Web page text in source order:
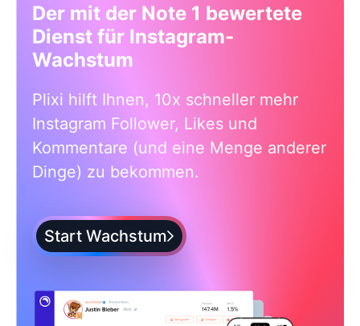
Der mit der Note 1 bewertete
Dienst für Instagram-
Wachstum
Plixi hilft Ihnen, 10x schneller mehr
Instagram Follower, Likes und
Kommentare (und eine Menge anderer
Dinge) zu bekommen.
Start Wachstum